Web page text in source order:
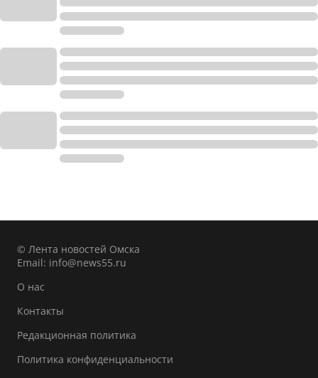
© Лента новостей Омска
Email: info@news55.ru
О нас
Контакты
Редакционная политика
Политика конфиденциальности